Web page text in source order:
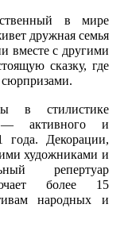
в мире
дружная семья
вместе с другими
сказку, где
в стилистике
— активного и
года. Декорации,
художниками и
репертуар
более 15
народных и